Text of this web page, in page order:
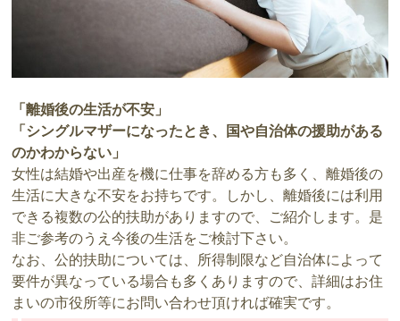
「離婚後の生活が不安」
「シングルマザーになったとき、国や自治体の援助がある
のかわからない」
女性は結婚や出産を機に仕事を辞める方も多く、離婚後の
生活に大きな不安をお持ちです。しかし、離婚後には利用
できる複数の公的扶助がありますので、ご紹介します。是
非ご参考のうえ今後の生活をご検討下さい。
なお、公的扶助については、所得制限など自治体によって
要件が異なっている場合も多くありますので、詳細はお住
まいの市役所等にお問い合わせ頂ければ確実です。